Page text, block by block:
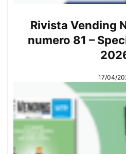
Rivista Vending
numero 81 –
17/04/